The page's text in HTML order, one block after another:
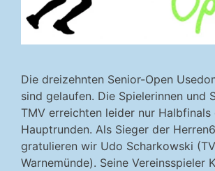
Die dreizehnten Senior-Open
sind gelaufen. Die Spielerinnen und
TMV erreichten leider nur Halbfinals
Hauptrunden. Als Sieger der
gratulieren wir Udo Scharkowski
Warnemünde). Seine Vereinsspieler